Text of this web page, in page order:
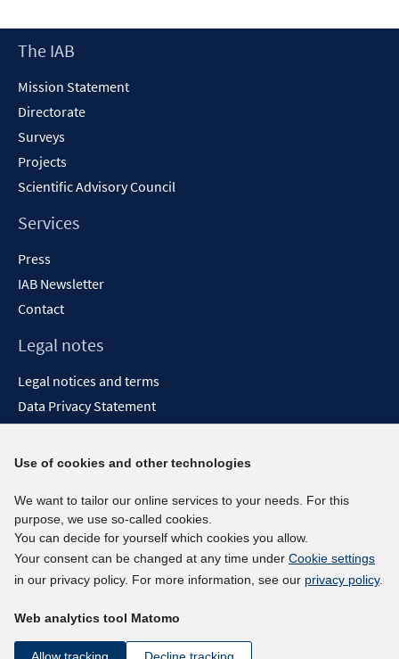
new
Footer
The IAB
Mission Statement
Directorate
Surveys
Projects
Scientific Advisory Council
Services
Press
IAB Newsletter
Contact
Legal notes
Legal notices and terms
Data Privacy Statement
Report Accessibility
Social media channels
BlueSky
YouTube
LinkedIn
kununu
Netiquette
Use of cookies and other technologies
We want to tailor our online services to your needs. For this
purpose, we use so-called cookies.
You can decide for yourself which cookies you allow.
Your consent can be changed at any time under Cookie settings
in our privacy policy. For more information, see our privacy policy.
Web analytics tool Matomo